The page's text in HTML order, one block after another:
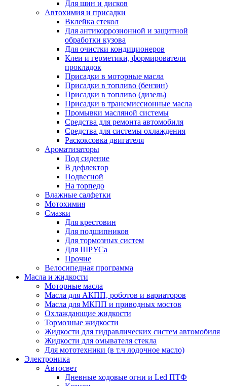
Для шин и дисков
Автохимия и присадки
Вклейка стекол
Для антикоррозионной и защитной
обработки кузова
Для очистки кондиционеров
Клеи и герметики, формирователи
прокладок
Присадки в моторные масла
Присадки в топливо (бензин)
Присадки в топливо (дизель)
Присадки в трансмиссионные масла
Промывки масляной системы
Средства для ремонта автомобиля
Средства для системы охлаждения
Раскоксовка двигателя
Ароматизаторы
Под сидение
В дефлектор
Подвесной
На торпедо
Влажные салфетки
Мотохимия
Смазки
Для крестовин
Для подшипников
Для тормозных систем
Для ШРУСа
Прочие
Велосипедная программа
Масла и жидкости
Моторные масла
Масла для АКПП, роботов и вариаторов
Масла для МКПП и приводных мостов
Охлаждающие жидкости
Тормозные жидкости
Жидкости для гидравлических систем автомобиля
Жидкости для омывателя стекла
Для мототехники (в т.ч лодочное масло)
Электроника
Автосвет
Дневные ходовые огни и Led ПТФ